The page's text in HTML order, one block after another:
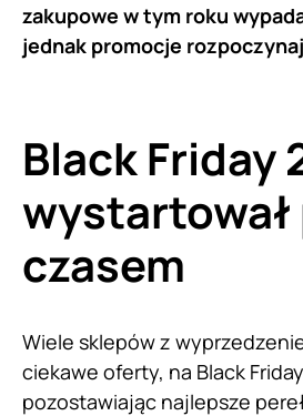
zakupowe w tym roku
jednak promocje
Black Friday
wystartował
czasem
Wiele sklepów z
ciekawe oferty, na Black
pozostawiając najlepsze